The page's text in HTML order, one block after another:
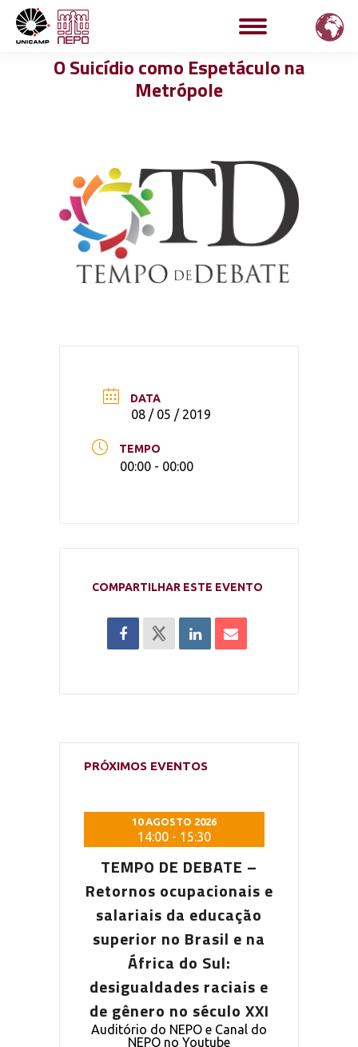
O Suicídio como Espetáculo na
Metrópole
DATA
08 / 05 / 2019
TEMPO
00:00 - 00:00
COMPARTILHAR ESTE EVENTO
PRÓXIMOS EVENTOS
10 AGOSTO 2026
14:00 - 15:30
TEMPO DE DEBATE –
Retornos ocupacionais e
salariais da educação
superior no Brasil e na
África do Sul:
desigualdades raciais e
de gênero no século XXI
Auditório do NEPO e Canal do
NEPO no Youtube